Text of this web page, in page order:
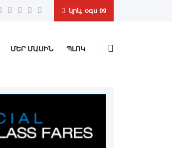
կրկ, օգս 09
ՄԵՐ ՄԱՍԻՆ
ՊԼՈԿ